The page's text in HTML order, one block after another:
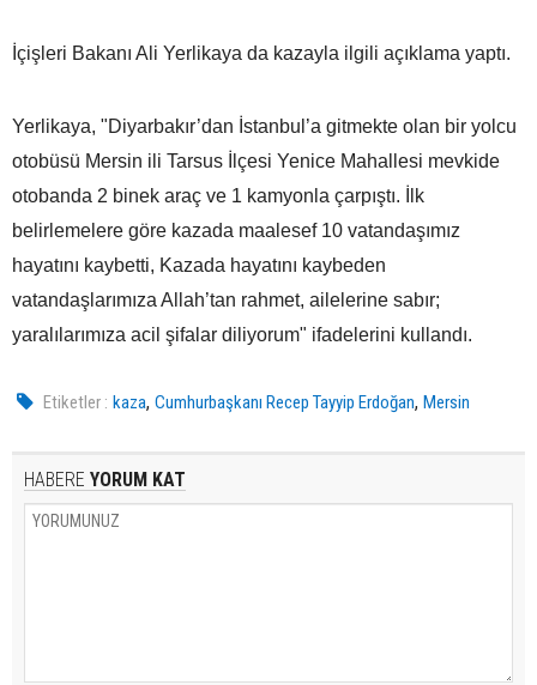
İçişleri Bakanı Ali Yerlikaya da kazayla ilgili açıklama yaptı.
Yerlikaya, "Diyarbakır’dan İstanbul’a gitmekte olan bir yolcu
otobüsü Mersin ili Tarsus İlçesi Yenice Mahallesi mevkide
otobanda 2 binek araç ve 1 kamyonla çarpıştı. İlk
belirlemelere göre kazada maalesef 10 vatandaşımız
hayatını kaybetti, Kazada hayatını kaybeden
vatandaşlarımıza Allah’tan rahmet, ailelerine sabır;
yaralılarımıza acil şifalar diliyorum" ifadelerini kullandı.
Etiketler : kaza,Cumhurbaşkanı Recep Tayyip Erdoğan,Mersin
HABERE YORUM KAT